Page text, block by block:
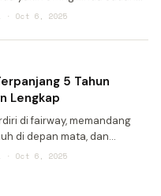
Anda frustrasi karena bola
· Oct 6, 2025
5 Tahun
Lengkap
di fairway, memandang
di depan mata, dan
10-15 yard ekstra
· Oct 6, 2025